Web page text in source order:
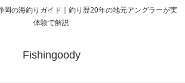
岡の海釣りガイド｜釣り歴20年の地元アングラーが実
体験で解説
Fishingoody